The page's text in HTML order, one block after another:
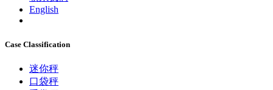
English
Case Classification
迷你秤
口袋秤